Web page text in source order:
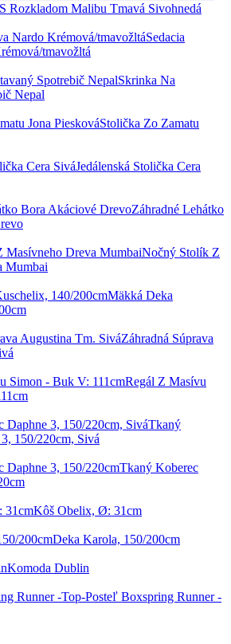
Rozkladom Malibu Tmavá Sivohnedá
Sedacia
tmavožltá
Skrinka Na
Nepal
Stolička Zo Zamatu
Jedálenská Stolička Cera
Záhradné Lehátko
Nočný Stolík Z
Mumbai
Mäkká Deka
Záhradná Súprava
Regál Z Masívu
Tkaný
150/220cm, Sivá
Tkaný Koberec
Kôš Obelix, Ø: 31cm
Deka Karola, 150/200cm
Komoda Dublin
Posteľ Boxspring Runner -